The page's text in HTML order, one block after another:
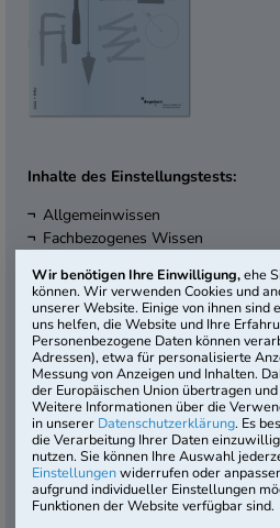
Wir benötigen Ihre Einwilligung,ehe
können. Wir verwenden Cookies und
unserer Website. Einige von ihnen
uns helfen, die Website und Ihre
Personenbezogene Daten können
Adressen), etwa für personalisierte
Messung von Anzeigen und Inhalten.
der Europäischen Union übertragen
Weitere Informationen über die
in unserer Datenschutzerklärung. Es
die Verarbeitung Ihrer Daten
nutzen. Sie können Ihre Auswahl
Einstellungenwiderrufen oder
aufgrund individueller Einstellungen
Funktionen der Website verfügbar sind.
Inhalte des Einstellungstests:
Allgemeinwissen
Fachbezogenes Wissen
Technisches Verständnis
Sprachbeherrschung
Logisches Denkvermögen
Visuelles Denkvermögen
Dauer:60 Min.
Testniveau:Hauptschulabschluss
Artikel-Nr.:HMU-2441-B1
1. Auflage
Der Einstellungstest „Maurer /